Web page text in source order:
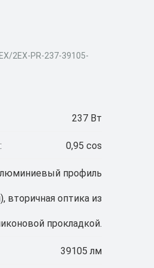
2EX-PR-237-39105-
237 Вт
0,95 cos
профиль
вторичная оптика из
прокладкой.
39105 лм